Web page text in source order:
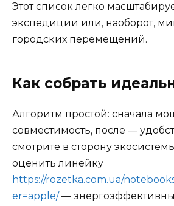
Этот список легко
экспедиции или, наоборот,
городских перемещений.
Как собрать
Алгоритм простой: сначала
совместимость, после —
смотрите в сторону
оценить линейку
https://rozetka.com.ua/
er=apple/—